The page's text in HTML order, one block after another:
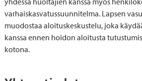
varhaiskasvatussuunnitelma. Lapsen
muodostaa aloituskeskustelu, joka
kanssa ennen hoidon aloitusta
kotona.